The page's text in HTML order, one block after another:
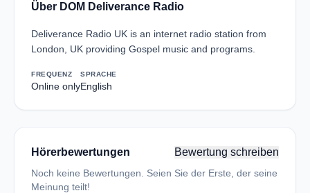
Über DOM Deliverance Radio
Deliverance Radio UK is an internet radio station from
London, UK providing Gospel music and programs.
FREQUENZ
Online only
SPRACHE
English
Hörerbewertungen Bewertung schreiben
Noch keine Bewertungen. Seien Sie der Erste, der seine
Meinung teilt!